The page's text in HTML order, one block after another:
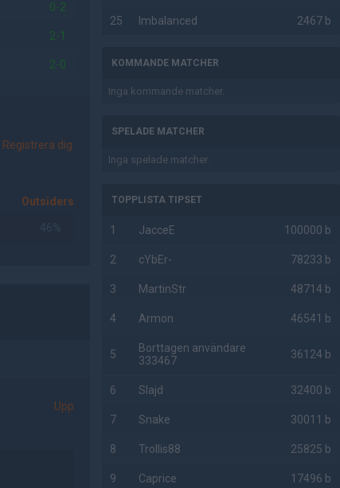
0-2
2-1
2-0
Registrera dig
Outsiders
46%
Upp
25 Imbalanced 2467 b
KOMMANDE MATCHER
Inga kommande matcher.
SPELADE MATCHER
Inga spelade matcher.
TOPPLISTA TIPSET
1 JacceE 100000 b
2 cYbEr- 78233 b
3 MartinStr 48714 b
4 Armon 46541 b
5
Borttagen användare
333467
36124 b
6 Slajd 32400 b
7 Snake 30011 b
8 Trollis88 25825 b
9 Caprice 17496 b